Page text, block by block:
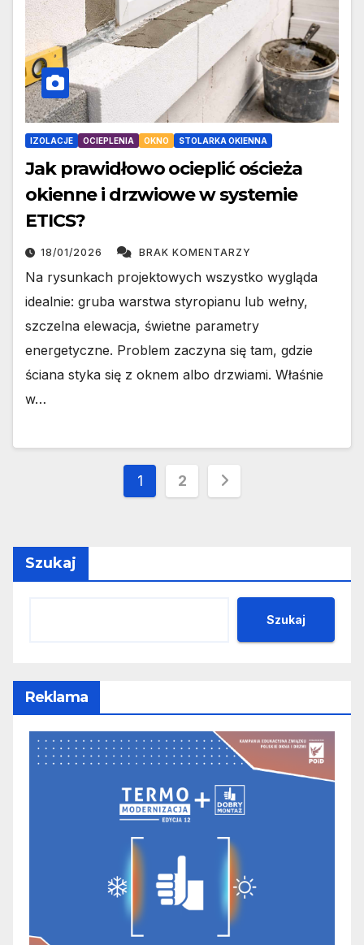
IZOLACJE OCIEPLENIA OKNO STOLARKA OKIENNA
Jak prawidłowo ocieplić ościeża
okienne i drzwiowe w systemie
ETICS?
18/01/2026 BRAK KOMENTARZY
Na rysunkach projektowych wszystko wygląda
idealnie: gruba warstwa styropianu lub wełny,
szczelna elewacja, świetne parametry
energetyczne. Problem zaczyna się tam, gdzie
ściana styka się z oknem albo drzwiami. Właśnie
w…
Stronicowanie
1 2
Szukaj
Szukaj
Reklama